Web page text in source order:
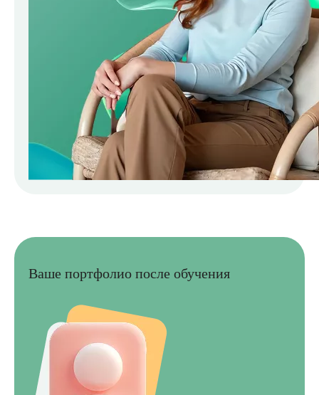
Ваше портфолио после обучения